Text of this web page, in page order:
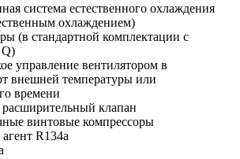
система естественного охлаждения
охлаждением)
(в стандартной комплектации с
управление вентилятором в
внешней температуры или
времени
клапан
винтовые компрессоры
R134a